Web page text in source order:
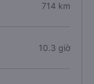
714 km
10.3 giờ